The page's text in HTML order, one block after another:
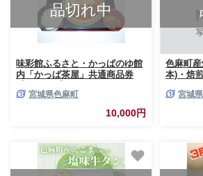
品切れ中
味彩館ふるさと・かっぱのゆ館
内「かっぱ茶屋」共通商品券
宮城県色麻町
10,000円
色麻町
本)・焙
宮城